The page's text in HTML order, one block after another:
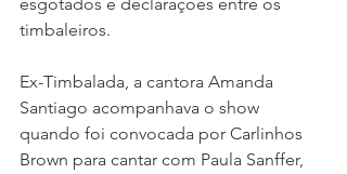
timbaleiros.
Ex-Timbalada, a cantora Amanda
Santiago acompanhava o show
quando foi convocada por Carlinhos
Brown para cantar com Paula Sanffer,